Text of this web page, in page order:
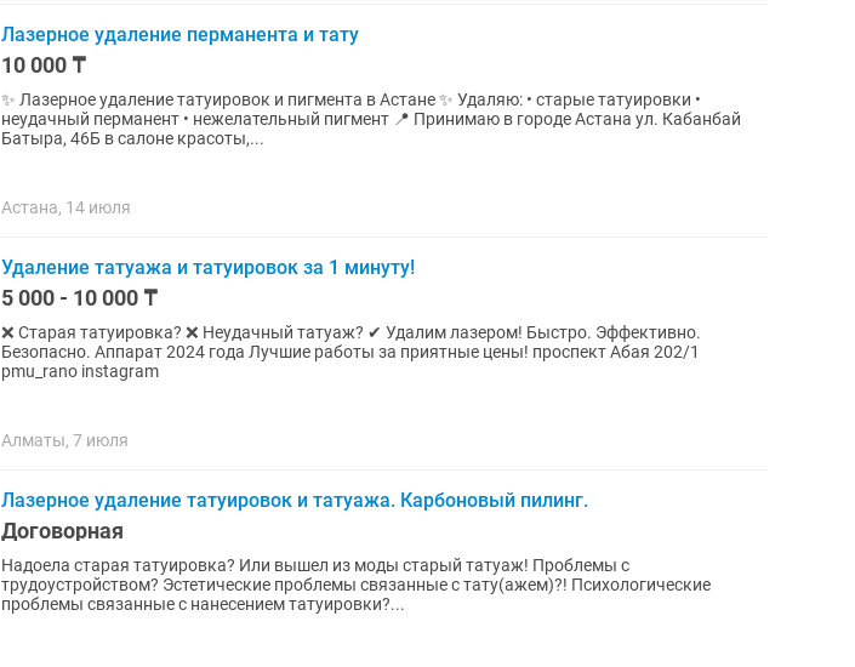
Лазерное удаление перманента и тату
10 000 ₸
✨ Лазерное удаление татуировок и пигмента в Астане ✨ Удаляю: • старые татуировки •
неудачный перманент • нежелательный пигмент 📍 Принимаю в городе Астана ул. Кабанбай
Батыра, 46Б в салоне красоты,...
Астана, 14 июля
Удаление татуажа и татуировок за 1 минуту!
5 000 - 10 000 ₸
❌ Старая татуировка? ❌ Неудачный татуаж? ✔ Удалим лазером! Быстро. Эффективно.
Безопасно. Аппарат 2024 года Лучшие работы за приятные цены! проспект Абая 202/1
pmu_rano instagram
Алматы, 7 июля
Лазерное удаление татуировок и татуажа. Карбоновый пилинг.
Договорная
Надоела старая татуировка? Или вышел из моды старый татуаж! Проблемы с
трудоустройством? Эстетические проблемы связанные с тату(ажем)?! Психологические
проблемы связанные с нанесением татуировки?...